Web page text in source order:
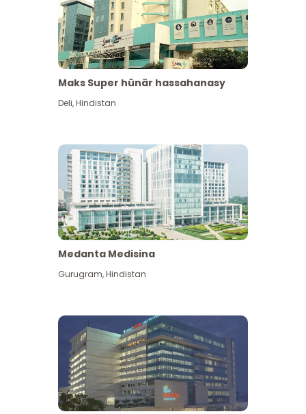
Maks Super hünär hassahanasy
Deli,Hindistan
Medanta Medisina
Gurugram,Hindistan